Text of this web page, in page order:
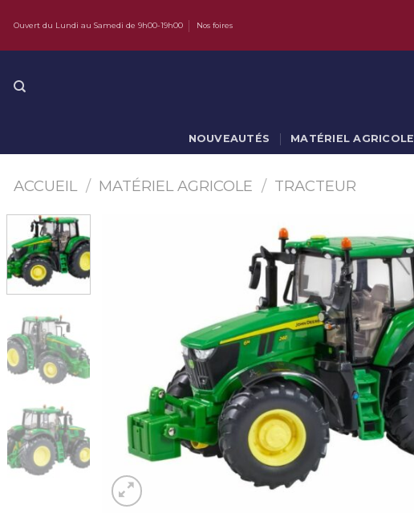
content
Ouvert du Lundi au Samedi de 9h00-19h00 Nos foires
NOUVEAUTÉS MATÉRIEL AGRICOLE
ACCUEIL / MATÉRIEL AGRICOLE / TRACTEUR